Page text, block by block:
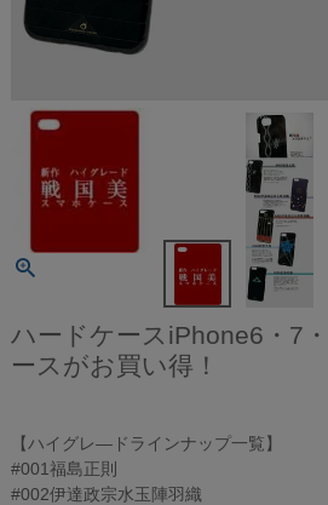
ハードケースiPhone6・7
ースがお買い得！
【ハイグレ―ドラインナップ一覧】
#001福島正則
#002伊達政宗水玉陣羽織